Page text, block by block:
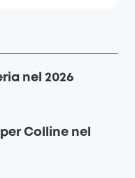
nel 2026
Colline nel